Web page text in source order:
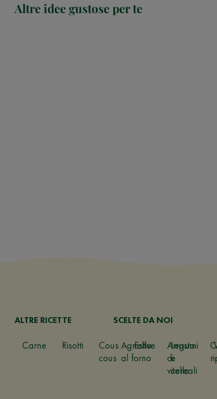
Altre idee gustose per te
ALTRE RICETTE
Carne Risotti
Cous
cous
Estive
Legumi
e
cereali
SCELTE DA NOI
Agnello
al forno
Arrosto
di
vitello